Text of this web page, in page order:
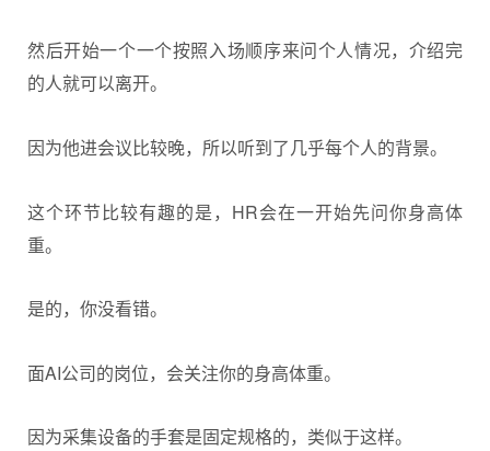
然后开始一个一个按照入场顺序来问个人情况，介绍完
的人就可以离开。
因为他进会议比较晚，所以听到了几乎每个人的背景。
这个环节比较有趣的是，HR会在一开始先问你身高体
重。
是的，你没看错。
面AI公司的岗位，会关注你的身高体重。
因为采集设备的手套是固定规格的，类似于这样。